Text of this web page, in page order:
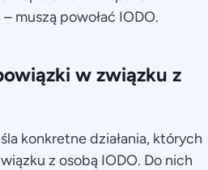
muszą powołać IODO.
w związku z
konkretne działania, których
z osobą IODO. Do nich